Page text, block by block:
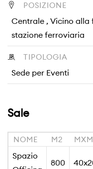
POSIZIONE
Centrale , Vicino alla
stazione ferroviaria
TIPOLOGIA
Sede per Eventi
Sale
NOME M2 MXM
Spazio
800